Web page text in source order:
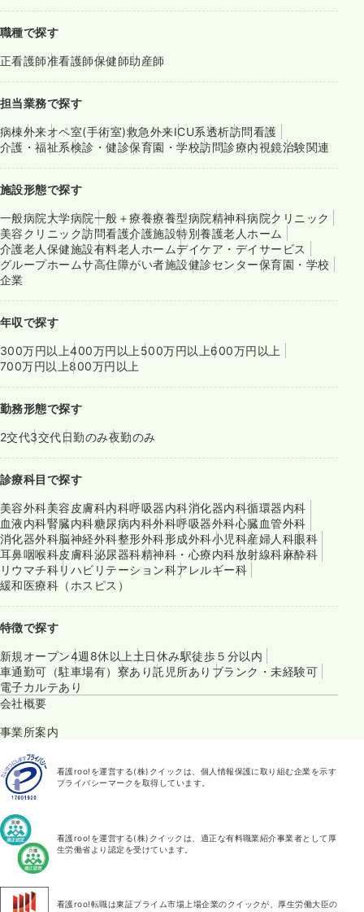
職種で探す
正看護師准看護師保健師助産師
担当業務で探す
病棟外来オペ室(手術室)救急外来ICU系透析訪問看護
介護・福祉系検診・健診保育園・学校訪問診療内視鏡治験関連
施設形態で探す
一般病院大学病院一般＋療養療養型病院精神科病院クリニック
美容クリニック訪問看護介護施設特別養護老人ホーム
介護老人保健施設有料老人ホームデイケア・デイサービス
グループホームサ高住障がい者施設健診センター保育園・学校
企業
年収で探す
300万円以上400万円以上 500万円以上600万円以上
700万円以上800万円以上
勤務形態で探す
2交代3交代日勤のみ夜勤のみ
診療科目で探す
美容外科美容皮膚科内科呼吸器内科消化器内科循環器内科
血液内科腎臓内科糖尿病内科外科呼吸器外科心臓血管外科
消化器外科脳神経外科整形外科形成外科小児科産婦人科眼科
耳鼻咽喉科皮膚科泌尿器科精神科・心療内科放射線科麻酔科
リウマチ科リハビリテーション科アレルギー科
緩和医療科（ホスピス）
特徴で探す
新規オープン4週8休以上 土日休み駅徒歩５分以内
車通勤可（駐車場有） 寮あり託児所あり ブランク・未経験可
電子カルテあり
会社概要
事業所案内
看護roo!を運営する(株)クイックは、個人情報保護に取り組む企業を示す
プライバシーマークを取得しています。
看護roo!を運営する(株)クイックは、適正な有料職業紹介事業者として厚
生労働省より認定を受けています。
看護roo!転職は東証プライム市場上場企業のクイックが、厚生労働大臣の